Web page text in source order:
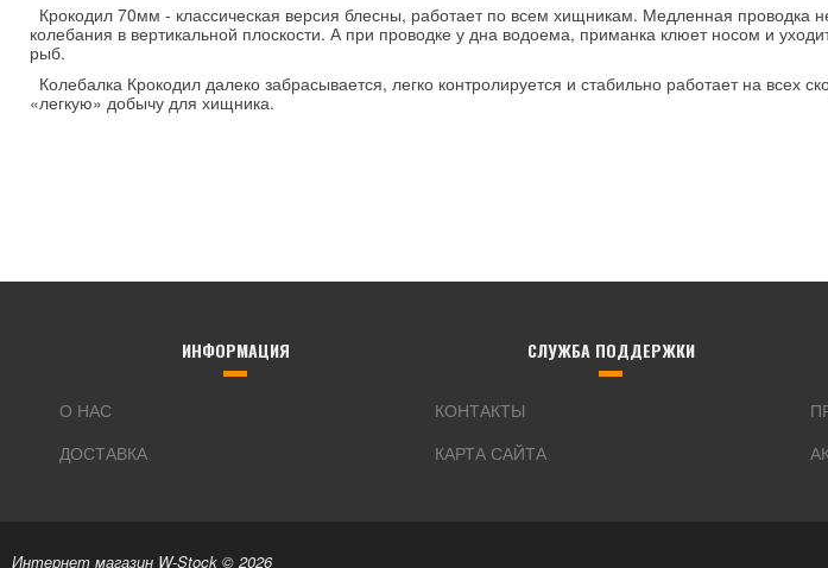
Крокодил 70мм - классическая версия блесны, работает по всем хищникам. Медленная проводка
колебания в вертикальной плоскости. А при проводке у дна водоема, приманка клюет носом и
рыб.
Колебалка Крокодил далеко забрасывается, легко контролируется и стабильно работает на
«легкую» добычу для хищника.
ИНФОРМАЦИЯ
О НАС
ДОСТАВКА
СЛУЖБА ПОДДЕРЖКИ
КОНТАКТЫ
КАРТА САЙТА
Интернет магазин W-Stock © 2026